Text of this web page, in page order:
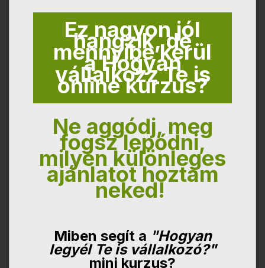
Ez nagyon jól
hangzik, de
mennyibe kerül
a Hogyan
vállalkozz Te is
online kurzus?
Ne aggódj, meg
fogsz lepődni,
milyen különleges
ajánlatot hoztam
neked!
Miben segít a "Hogyan
legyél Te is vállalkozó?"
mini kurzus?